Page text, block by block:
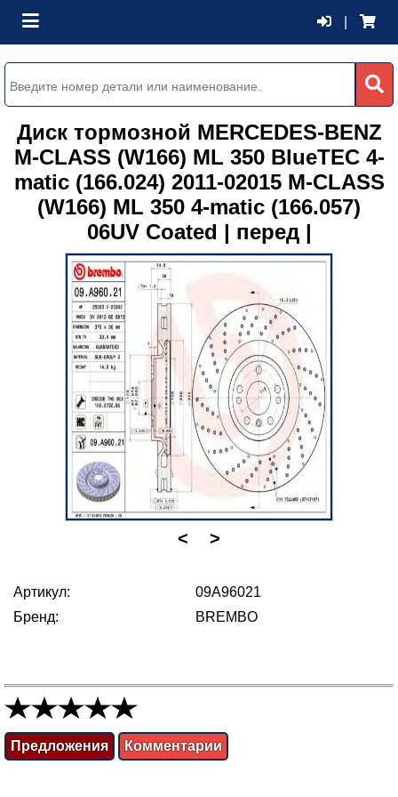
Диск тормозной MERCEDES-BENZ
M-CLASS (W166) ML 350 BlueTEC 4-
matic (166.024) 2011-02015 M-CLASS
(W166) ML 350 4-matic (166.057)
06UV Coated | перед |
< >
Артикул:
09A96021
Бренд:
BREMBO
Предложения Комментарии